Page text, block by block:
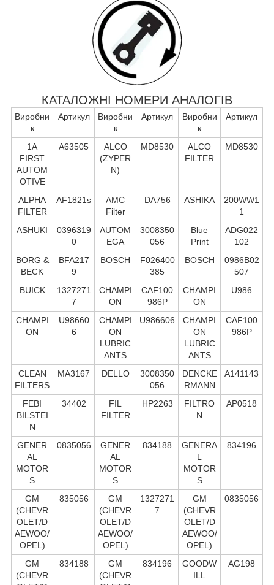
КАТАЛОЖНІ НОМЕРИ АНАЛОГІВ
Виробни
к
Артикул
Виробни
к
Артикул
Виробни
к
Артикул
1A
FIRST
AUTOM
OTIVE
A63505
ALCO
(ZYPER
N)
MD8530
ALCO
FILTER
MD8530
ALPHA
FILTER
AF1821s
AMC
Filter
DA756 ASHIKA
200WW1
1
ASHUKI
0396319
0
AUTOM
EGA
3008350
056
Blue
Print
ADG022
102
BORG &
BECK
BFA217
9
BOSCH
F026400
385
BOSCH
0986B02
507
BUICK
1327271
7
CHAMPI
ON
CAF100
986P
CHAMPI
ON
U986
CHAMPI
ON
U98660
6
CHAMPI
ON
LUBRIC
ANTS
U986606
CHAMPI
ON
LUBRIC
ANTS
CAF100
986P
CLEAN
FILTERS
MA3167 DELLO
3008350
056
DENCKE
RMANN
A141143
FEBI
BILSTEI
N
34402
FIL
FILTER
HP2263
FILTRO
N
AP0518
GENER
AL
MOTOR
S
0835056
GENER
AL
MOTOR
S
834188
GENERA
L
MOTOR
S
834196
GM
(CHEVR
OLET/D
AEWOO/
OPEL)
835056
GM
(CHEVR
OLET/D
AEWOO/
OPEL)
1327271
7
GM
(CHEVR
OLET/D
AEWOO/
OPEL)
0835056
GM
(CHEVR
834188
GM
(CHEVR
834196
GOODW
ILL
AG198